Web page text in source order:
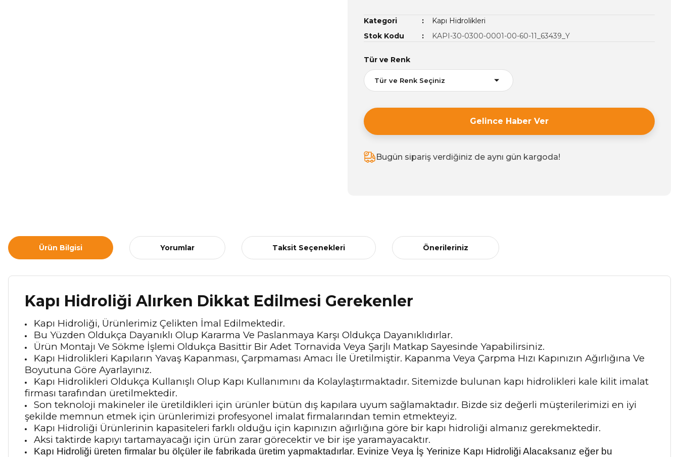
Kategori
Kapı Hidrolikleri
Stok Kodu
KAPI-30-0300-0001-00-60-11_63439_Y
Tür ve Renk
Gelince Haber Ver
Bugün sipariş verdiğiniz de aynı gün kargoda!
Ürün Bilgisi Yorumlar Taksit Seçenekleri Önerileriniz
Kapı Hidroliği Alırken Dikkat Edilmesi Gerekenler
Kapı Hidroliği, Ürünlerimiz Çelikten İmal Edilmektedir.
Bu Yüzden Oldukça Dayanıklı Olup Kararma Ve Paslanmaya Karşı Oldukça Dayanıklıdırlar.
Ürün Montajı Ve Sökme İşlemi Oldukça Basittir Bir Adet Tornavida Veya Şarjlı Matkap Sayesinde Yapabilirsiniz.
Kapı Hidrolikleri Kapıların Yavaş Kapanması, Çarpmaması Amacı İle Üretilmiştir. Kapanma Veya Çarpma Hızı Kapınızın Ağırlığına Ve
Boyutuna Göre Ayarlayınız.
Kapı Hidrolikleri Oldukça Kullanışlı Olup Kapı Kullanımını da Kolaylaştırmaktadır. Sitemizde bulunan kapı hidrolikleri kale kilit imalat
firması tarafından üretilmektedir.
Son teknoloji makineler ile üretildikleri için ürünler bütün dış kapılara uyum sağlamaktadır. Bizde siz değerli müşterilerimizi en iyi
şekilde memnun etmek için ürünlerimizi profesyonel imalat firmalarından temin etmekteyiz.
Kapı Hidroliği Ürünlerinin kapasiteleri farklı olduğu için kapınızın ağırlığına göre bir kapı hidroliği almanız gerekmektedir.
Aksi taktirde kapıyı tartamayacağı için ürün zarar görecektir ve bir işe yaramayacaktır.
Kapı Hidroliği üreten firmalar bu ölçüler ile fabrikada üretim yapmaktadırlar. Evinize Veya İş Yerinize Kapı Hidroliği Alacaksanız eğer bu